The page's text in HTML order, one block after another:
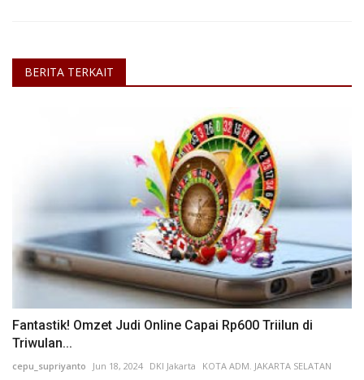
BERITA TERKAIT
Fantastik! Omzet Judi Online Capai Rp600 Triilun di
Triwulan...
cepu_supriyanto Jun 18, 2024 DKI Jakarta
KOTA ADM. JAKARTA SELATAN